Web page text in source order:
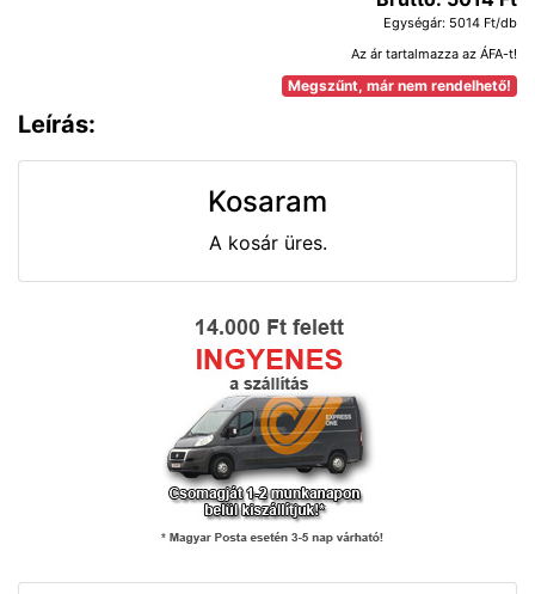
Egységár: 5014 Ft/db
Az ár tartalmazza az ÁFA-t!
Megszűnt, már nem rendelhető!
Leírás:
Kosaram
A kosár üres.